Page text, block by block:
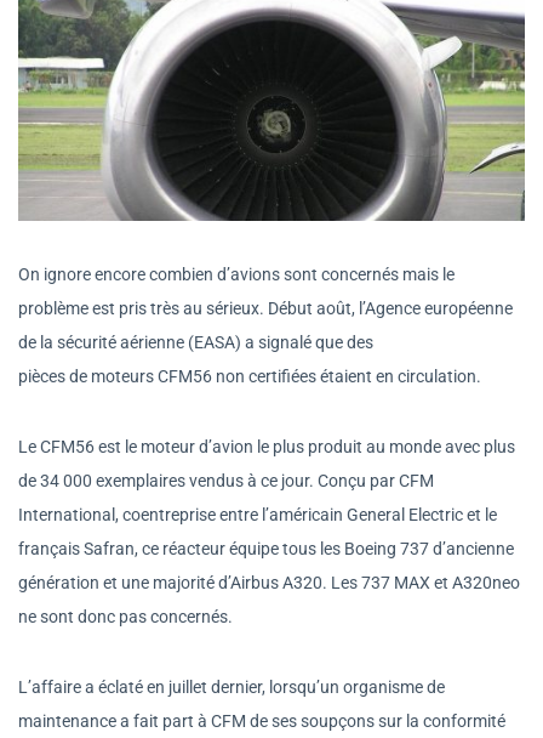
On ignore encore combien d’avions sont concernés mais le
problème est pris très au sérieux. Début août, l’Agence européenne
de la sécurité aérienne (EASA) a signalé que des
pièces de moteurs CFM56 non certifiées étaient en circulation.
Le CFM56 est le moteur d’avion le plus produit au monde avec plus
de 34 000 exemplaires vendus à ce jour. Conçu par CFM
International, coentreprise entre l’américain General Electric et le
français Safran, ce réacteur équipe tous les Boeing 737 d’ancienne
génération et une majorité d’Airbus A320. Les 737 MAX et A320neo
ne sont donc pas concernés.
L’affaire a éclaté en juillet dernier, lorsqu’un organisme de
maintenance a fait part à CFM de ses soupçons sur la conformité